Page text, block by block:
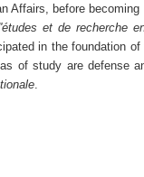
Affairs, before
et de recherche
in the foundation
of study are defense